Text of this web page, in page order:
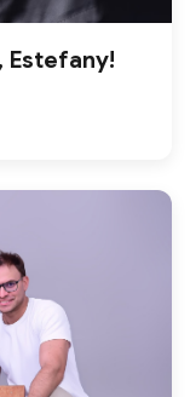
Estefany!